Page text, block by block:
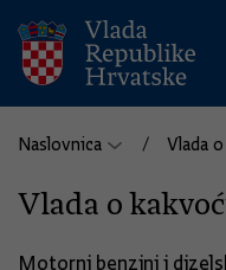
Naslovnica Vlada
Vlada o
Motorni benzini i